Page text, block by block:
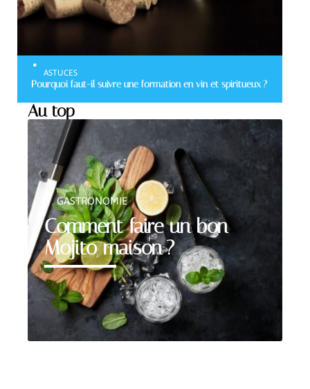
ASTUCES
Pourquoi faut-il suivre une formation en vin et spiritueux ?
Au top
Comment faire un bon
Mojito maison ?
GASTRONOMIE